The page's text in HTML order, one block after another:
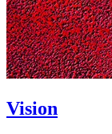
Vision